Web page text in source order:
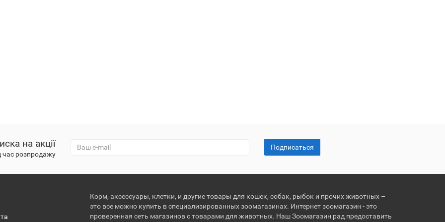
на акції
час розпродажу
Подписаться
Корм, аксессуары, клетки, и другие товары для кошек, собак, рыбок и прочих животных –
это все можно купить в специализированных зоомагазинах. Интернет зоомагазин - это
проверенная сеть магазинов с товарами для животных. Наш Зоомагазин рад предоставить